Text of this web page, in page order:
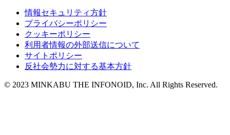
情報セキュリティ方針
プライバシーポリシー
クッキーポリシー
利用者情報の外部送信について
サイトポリシー
反社会勢力に対する基本方針
© 2023 MINKABU THE INFONOID, Inc. All Rights Reserved.